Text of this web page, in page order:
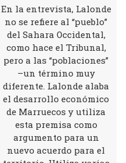
En la entrevista, Lalonde
no se refiere al “pueblo”
del Sahara Occidental,
como hace el Tribunal,
pero a las “poblaciones”
–un término muy
diferente. Lalonde alaba
el desarrollo económico
de Marruecos y utiliza
esta premisa como
argumento para un
nuevo acuerdo para el